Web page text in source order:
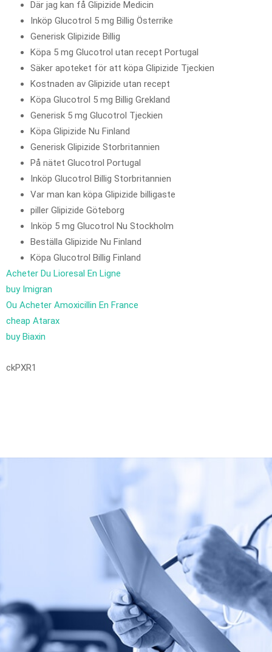
Där jag kan få Glipizide Medicin
Inköp Glucotrol 5 mg Billig Österrike
Generisk Glipizide Billig
Köpa 5 mg Glucotrol utan recept Portugal
Säker apoteket för att köpa Glipizide Tjeckien
Kostnaden av Glipizide utan recept
Köpa Glucotrol 5 mg Billig Grekland
Generisk 5 mg Glucotrol Tjeckien
Köpa Glipizide Nu Finland
Generisk Glipizide Storbritannien
På nätet Glucotrol Portugal
Inköp Glucotrol Billig Storbritannien
Var man kan köpa Glipizide billigaste
piller Glipizide Göteborg
Inköp 5 mg Glucotrol Nu Stockholm
Beställa Glipizide Nu Finland
Köpa Glucotrol Billig Finland
Acheter Du Lioresal En Ligne
buy Imigran
Ou Acheter Amoxicillin En France
cheap Atarax
buy Biaxin
ckPXR1